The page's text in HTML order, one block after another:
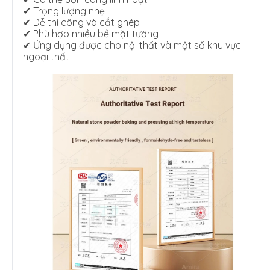
✔ Trọng lượng nhẹ
✔ Dễ thi công và cắt ghép
✔ Phù hợp nhiều bề mặt tường
✔ Ứng dụng được cho nội thất và một số khu vực
ngoại thất